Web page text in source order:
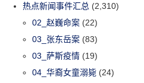
热点新闻事件汇总 (2,310)
02_赵巍命案 (22)
03_张东岳案 (83)
03_萨斯疫情 (19)
04_华裔女童溺毙 (24)